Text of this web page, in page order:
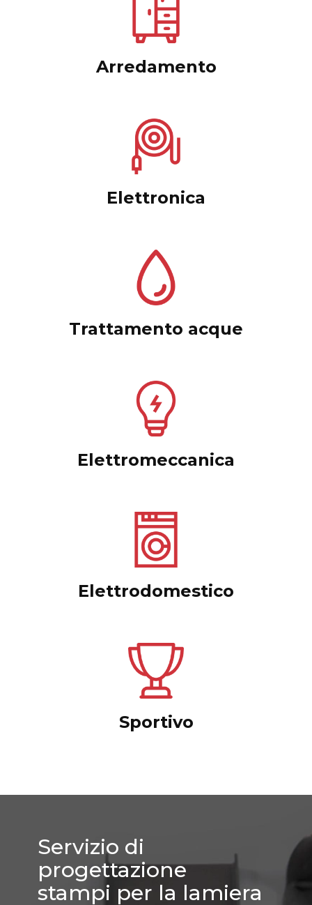
Arredamento
Elettronica
Trattamento acque
Elettromeccanica
Elettrodomestico
Sportivo
Servizio di
progettazione
stampi per la lamiera